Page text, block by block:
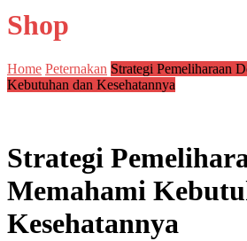
Shop
Home Peternakan Strategi Pemeliharaan
Kebutuhan dan Kesehatannya
Strategi
Memahami
Kesehatannya